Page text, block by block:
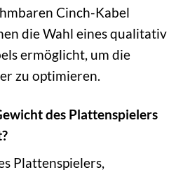
Cinch-Kabel
die Wahl eines qualitativ
ermöglicht, um die
zu optimieren.
des Plattenspielers
Plattenspielers,